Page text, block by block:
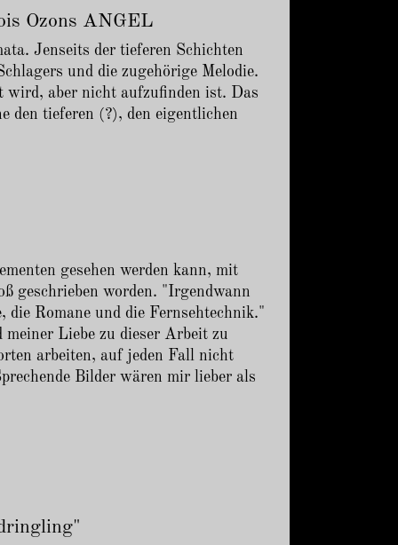
Ozons ANGEL
Jenseits der tieferen Schichten
und die zugehörige Melodie.
wird, aber nicht aufzufinden ist. Das
den tieferen (?), den eigentlichen
gesehen werden kann, mit
geschrieben worden. "Irgendwann
die Romane und die Fernsehtechnik."
Liebe zu dieser Arbeit zu
arbeiten, auf jeden Fall nicht
Bilder wären mir lieber als